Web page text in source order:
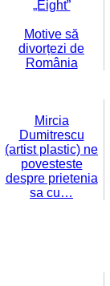
„Eight”
Motive să
divorțezi de
România
Mircia
Dumitrescu
(artist plastic) ne
povesteste
despre prietenia
sa cu…